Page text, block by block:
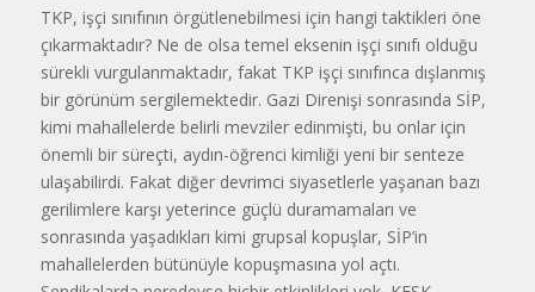
TKP, işçi sınıfının örgütlenebilmesi için hangi taktikleri öne
çıkarmaktadır? Ne de olsa temel eksenin işçi sınıfı olduğu
sürekli vurgulanmaktadır, fakat TKP işçi sınıfınca dışlanmış
bir görünüm sergilemektedir. Gazi Direnişi sonrasında SİP,
kimi mahallelerde belirli mevziler edinmişti, bu onlar için
önemli bir süreçti, aydın-öğrenci kimliği yeni bir senteze
ulaşabilirdi. Fakat diğer devrimci siyasetlerle yaşanan bazı
gerilimlere karşı yeterince güçlü duramamaları ve
sonrasında yaşadıkları kimi grupsal kopuşlar, SİP’in
mahallelerden bütünüyle kopuşmasına yol açtı.